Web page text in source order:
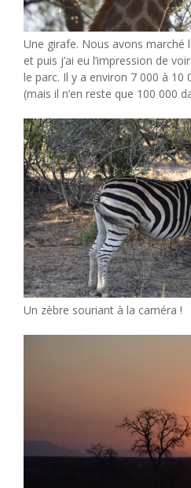
Une girafe. Nous avons marché
et puis j’ai eu l’impression de
le parc. Il y a environ 7 000 à 10
(mais il n’en reste que 100 000
Un zèbre souriant à la caméra !